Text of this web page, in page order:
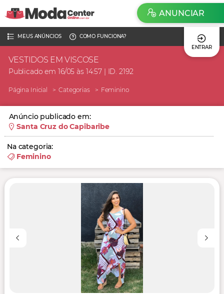
MEUS ANÚNCIOS
COMO FUNCIONA?
ENTRAR
ANUNCIAR
VESTIDOS EM VISCOSE
Publicado em 16/05 às 14:57 | ID. 2192
Página Inicial Categorias Feminino
Anúncio publicado em:
Santa Cruz do Capibaribe
Na categoria:
Feminino